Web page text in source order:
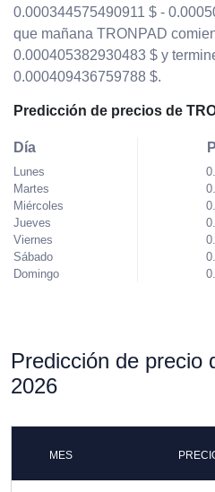
0.000344575490911 $ -
que mañana TRONPAD
0.000405382930483 $ y
0.000409436759788 $.
Predicción de precios de
Día
Lunes
Martes
Miércoles
Jueves
Viernes
Sábado
Domingo
Predicción de precio
2026
MES